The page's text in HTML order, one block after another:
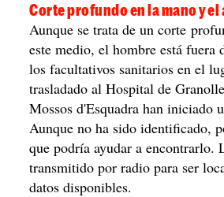
Corte profundo en la mano y
Aunque se trata de un corte
este medio, el hombre está
los facultativos sanitarios en el
trasladado al Hospital de
Mossos d'Esquadra han iniciado
Aunque no ha sido identificado,
que podría ayudar a encontrarlo.
transmitido por radio para ser
datos disponibles.